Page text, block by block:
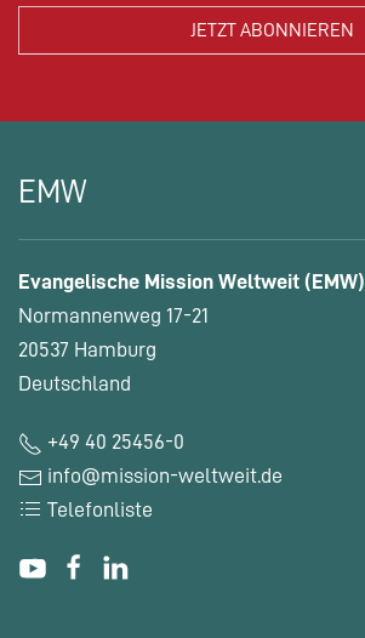
EMW
Evangelische Mission Weltweit (EMW)
Normannenweg 17-21
20537 Hamburg
Deutschland
+49 40 25456-0
info@mission-weltweit.de
Telefonliste